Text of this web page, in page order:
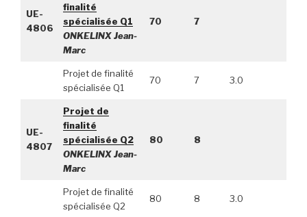
UE-
4806
finalité
spécialisée Q1
ONKELINX Jean-
Marc
70 7
Projet de finalité
spécialisée Q1
70 7 3.0
UE-
4807
Projet de
finalité
spécialisée Q2
ONKELINX Jean-
Marc
80 8
Projet de finalité
spécialisée Q2
80 8 3.0